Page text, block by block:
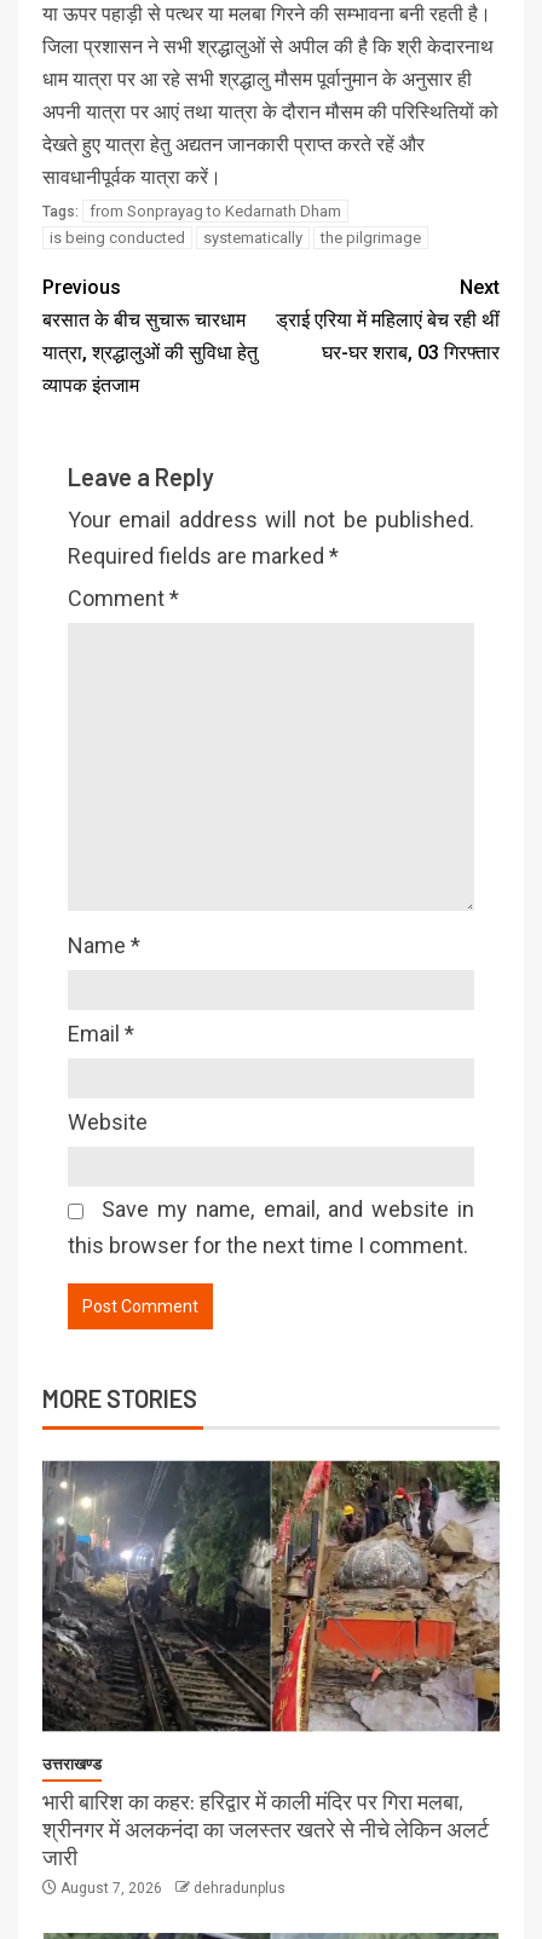
या ऊपर पहाड़ी से पत्थर या मलबा गिरने की सम्भावना बनी रहती है।
जिला प्रशासन ने सभी श्रद्धालुओं से अपील की है कि श्री केदारनाथ
धाम यात्रा पर आ रहे सभी श्रद्धालु मौसम पूर्वानुमान के अनुसार ही
अपनी यात्रा पर आएं तथा यात्रा के दौरान मौसम की परिस्थितियों को
देखते हुए यात्रा हेतु अद्यतन जानकारी प्राप्त करते रहें और
सावधानीपूर्वक यात्रा करें।
Tags:
from Sonprayag to Kedarnath Dham
is being conducted
systematically the pilgrimage
Previous
बरसात के बीच सुचारू चारधाम
यात्रा, श्रद्धालुओं की सुविधा हेतु
व्यापक इंतजाम
Next
ड्राई एरिया में महिलाएं बेच रही थीं
घर-घर शराब, 03 गिरफ्तार
Leave a Reply
Your email address will not be published.
Required fields are marked *
Comment*
Name *
Email *
Website
Save my name, email, and website in
this browser for the next time I comment.
MORE STORIES
उत्तराखण्ड
भारी बारिश का कहर: हरिद्वार में काली मंदिर पर गिरा मलबा,
श्रीनगर में अलकनंदा का जलस्तर खतरे से नीचे लेकिन अलर्ट
जारी
August 7, 2026 dehradunplus